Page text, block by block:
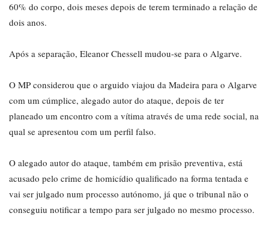
60% do corpo, dois meses depois de terem terminado a relação de
dois anos.
Após a separação, Eleanor Chessell mudou-se para o Algarve.
O MP considerou que o arguido viajou da Madeira para o Algarve
com um cúmplice, alegado autor do ataque, depois de ter
planeado um encontro com a vítima através de uma rede social, na
qual se apresentou com um perfil falso.
O alegado autor do ataque, também em prisão preventiva, está
acusado pelo crime de homicídio qualificado na forma tentada e
vai ser julgado num processo autónomo, já que o tribunal não o
conseguiu notificar a tempo para ser julgado no mesmo processo.